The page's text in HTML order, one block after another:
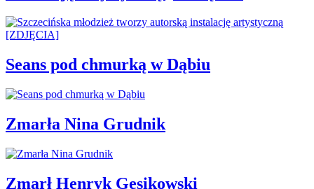
Seans pod chmurką w Dąbiu
Zmarła Nina Grudnik
Zmarł Henryk Gęsikowski